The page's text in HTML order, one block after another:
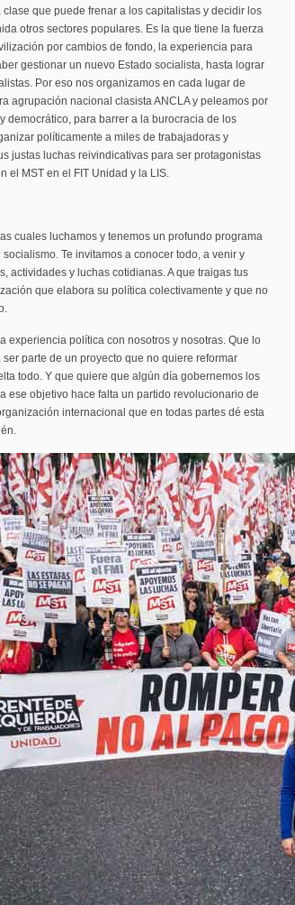
que puede frenar a los capitalistas y decidir los
otros sectores populares. Es la que tiene la fuerza
por cambios de fondo, la experiencia para
gestionar un nuevo Estado socialista, hasta lograr
Por eso nos organizamos en cada lugar de
agrupación nacional clasista ANCLA y peleamos por
democrático, para barrer a la burocracia de los
políticamente a miles de trabajadoras y
justas luchas reivindicativas para ser protagonistas
el MST en el FIT Unidad y la LIS.
cuales luchamos y tenemos un profundo programa
Te invitamos a conocer todo, a venir y
actividades y luchas cotidianas. A que traigas tus
que elabora su política colectivamente y que no
experiencia política con nosotros y nosotras. Que lo
parte de un proyecto que no quiere reformar
todo. Y que quiere que algún día gobernemos los
ese objetivo hace falta un partido revolucionario de
internacional que en todas partes dé esta